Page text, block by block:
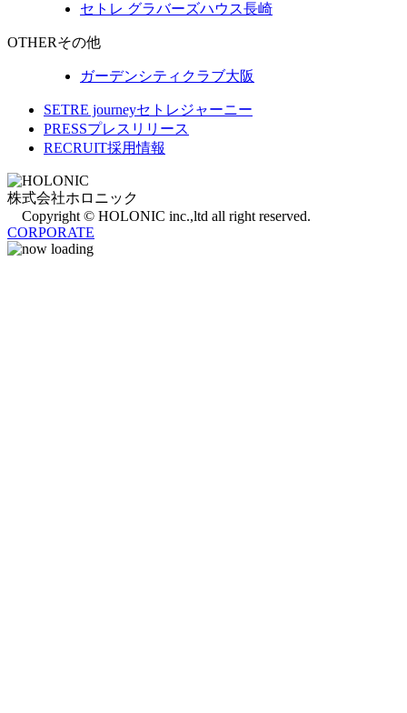
セトレ グラバーズハウス長崎
OTHERその他
ガーデンシティクラブ大阪
SETRE journeyセトレジャーニー
PRESSプレスリリース
RECRUIT採用情報
株式会社ホロニック
Copyright © HOLONIC inc.,ltd all right reserved.
CORPORATE